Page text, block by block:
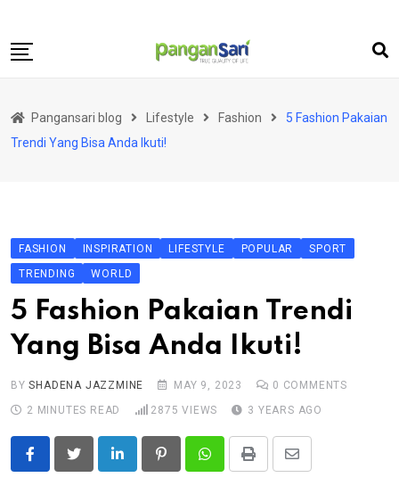
to
Food
Business
Pangansari blog Lifestyle Fashion
5 Fashion Pakaian
Trendi Yang Bisa Anda Ikuti!
FASHION INSPIRATION LIFESTYLE POPULAR
SPORT
TRENDING
WORLD
5 Fashion Pakaian Trendi
Yang Bisa Anda Ikuti!
BYSHADENA JAZZMINE MAY 9, 2023 0 COMMENTS
2 MINUTES READ
2875 VIEWS 3 YEARS AGO
LinkedIn PinterestWhatsappPrint
Share